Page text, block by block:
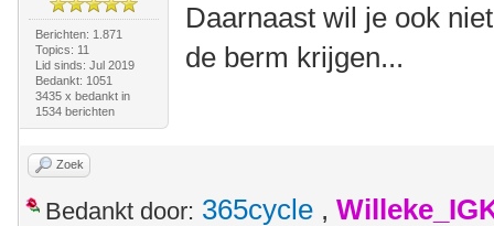
Berichten: 1.871
Topics: 11
Lid sinds: Jul 2019
Bedankt: 1051
3435 x bedankt in
1534 berichten
Daarnaast wil je ook
de berm krijgen...
Zoek
Bedankt door: 365cycle ,